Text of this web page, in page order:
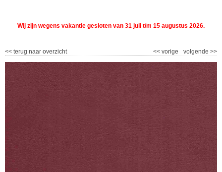
Wij zijn wegens vakantie gesloten van 31 juli t/m 15 augustus 2026.
<< terug naar overzicht volgende >>
<< vorige